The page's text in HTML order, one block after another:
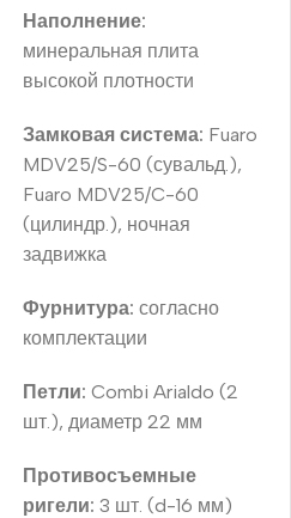
Наполнение:
минеральная плита
высокой плотности
Замковая система: Fuaro
MDV25/S-60 (сувальд.),
Fuaro MDV25/C-60
(цилиндр.), ночная
задвижка
Фурнитура: согласно
комплектации
Петли: Combi Arialdo (2
шт.), диаметр 22 мм
Противосъемные
ригели: 3 шт. (d-16 мм)